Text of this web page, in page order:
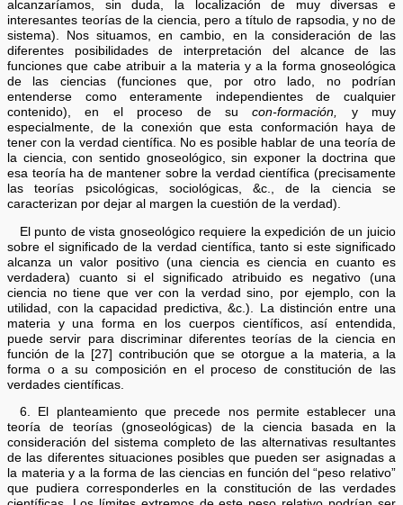
alcanzaríamos, sin duda, la localización de muy diversas e
interesantes teorías de la ciencia, pero a título de rapsodia, y no de
sistema). Nos situamos, en cambio, en la consideración de las
diferentes posibilidades de interpretación del alcance de las
funciones que cabe atribuir a la materia y a la forma gnoseológica
de las ciencias (funciones que, por otro lado, no podrían
entenderse como enteramente independientes de cualquier
contenido), en el proceso de sucon-formación, y muy
especialmente, de la conexión que esta conformación haya de
tener con la verdad científica. No es posible hablar de una teoría de
la ciencia, con sentido gnoseológico, sin exponer la doctrina que
esa teoría ha de mantener sobre la verdad científica (precisamente
las teorías psicológicas, sociológicas, &c., de la ciencia se
caracterizan por dejar al margen la cuestión de la verdad).
El punto de vista gnoseológico requiere la expedición de un juicio
sobre el significado de la verdad científica, tanto si este significado
alcanza un valor positivo (una ciencia es ciencia en cuanto es
verdadera) cuanto si el significado atribuido es negativo (una
ciencia no tiene que ver con la verdad sino, por ejemplo, con la
utilidad, con la capacidad predictiva, &c.). La distinción entre una
materia y una forma en los cuerpos científicos, así entendida,
puede servir para discriminar diferentes teorías de la ciencia en
función de la [27] contribución que se otorgue a la materia, a la
forma o a su composición en el proceso de constitución de las
verdades científicas.
6. El planteamiento que precede nos permite establecer una
teoría de teorías (gnoseológicas) de la ciencia basada en la
consideración del sistema completo de las alternativas resultantes
de las diferentes situaciones posibles que pueden ser asignadas a
la materia y a la forma de las ciencias en función del “peso relativo”
que pudiera corresponderles en la constitución de las verdades